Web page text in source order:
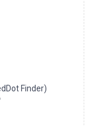
Finder)